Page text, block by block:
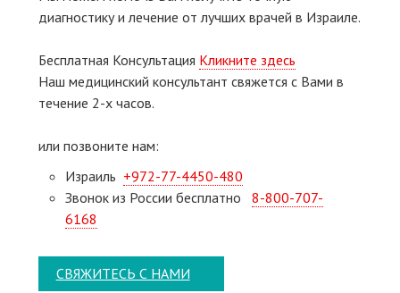
диагностику и лечение от лучших врачей в Израиле.
Бесплатная Консультация Кликните здесь
Наш медицинский консультант свяжeтся с Вами в
течение 2-х часов.
или позвоните нам:
Израиль +972-77-4450-480
Звонок из России бесплатно 8-800-707-
6168
СВЯЖИТЕСЬ С НАМИ